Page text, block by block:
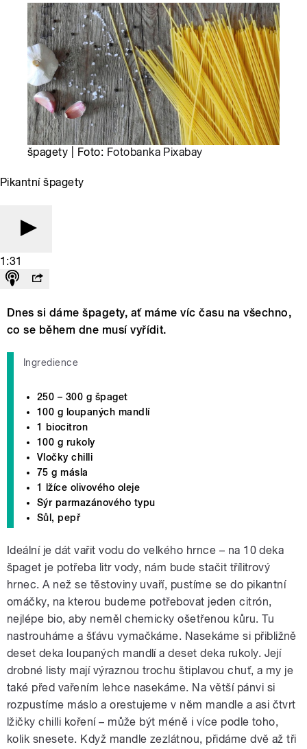
špagety | Foto: Fotobanka Pixabay
Pikantní špagety
1:31
Dnes si dáme špagety, ať máme víc času na všechno,
co se během dne musí vyřídit.
Ingredience
250 – 300 g špaget
100 g loupaných mandlí
1 biocitron
100 g rukoly
Vločky chilli
75 g másla
1 lžíce olivového oleje
Sýr parmazánového typu
Sůl, pepř
Ideální je dát vařit vodu do velkého hrnce – na 10 deka
špaget je potřeba litr vody, nám bude stačit třílitrový
hrnec. A než se těstoviny uvaří, pustíme se do pikantní
omáčky, na kterou budeme potřebovat jeden citrón,
nejlépe bio, aby neměl chemicky ošetřenou kůru. Tu
nastrouháme a šťávu vymačkáme. Nasekáme si přibližně
deset deka loupaných mandlí a deset deka rukoly. Její
drobné listy mají výraznou trochu štiplavou chuť, a my je
také před vařením lehce nasekáme. Na větší pánvi si
rozpustíme máslo a orestujeme v něm mandle a asi čtvrt
lžičky chilli koření – může být méně i více podle toho,
kolik snesete. Když mandle zezlátnou, přidáme dvě až tři